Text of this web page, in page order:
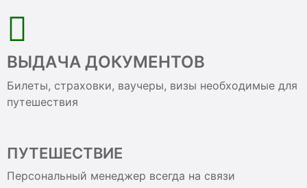
ВЫДАЧА ДОКУМЕНТОВ
Билеты, страховки, ваучеры, визы необходимые для
путешествия
ПУТЕШЕСТВИЕ
Персональный менеджер всегда на связи